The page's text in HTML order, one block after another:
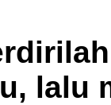
lalu